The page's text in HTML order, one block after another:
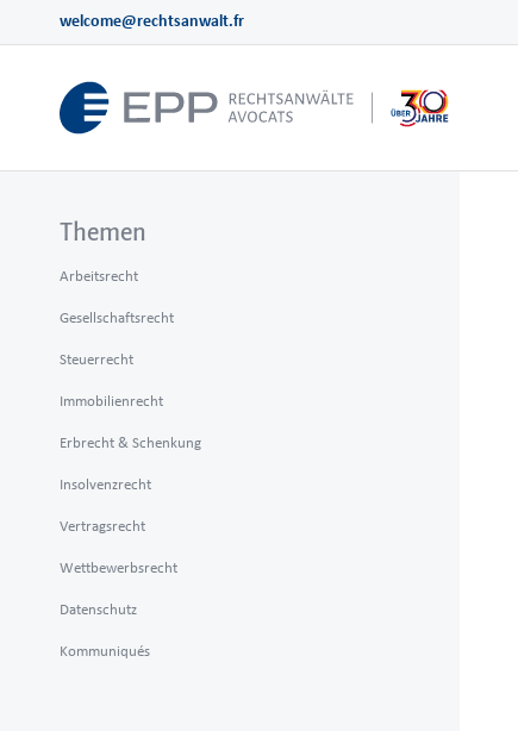
welcome@rechtsanwalt.fr
Themen
Arbeitsrecht
Gesellschaftsrecht
Steuerrecht
Immobilienrecht
Erbrecht & Schenkung
Insolvenzrecht
Vertragsrecht
Wettbewerbsrecht
Datenschutz
Kommuniqués